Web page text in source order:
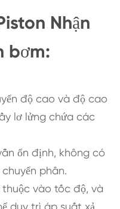
Nhận
bơm:
độ cao và độ cao
lơ lửng chứa các
ổn định, không có
phân.
vào tốc độ, và
duy trì áp suất xả